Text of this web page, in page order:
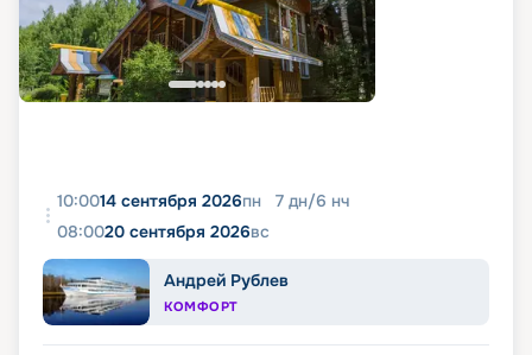
10:0014 сентября 2026пн 7 дн/6 нч
08:0020 сентября 2026вс
Андрей Рублев
КОМФОРТ